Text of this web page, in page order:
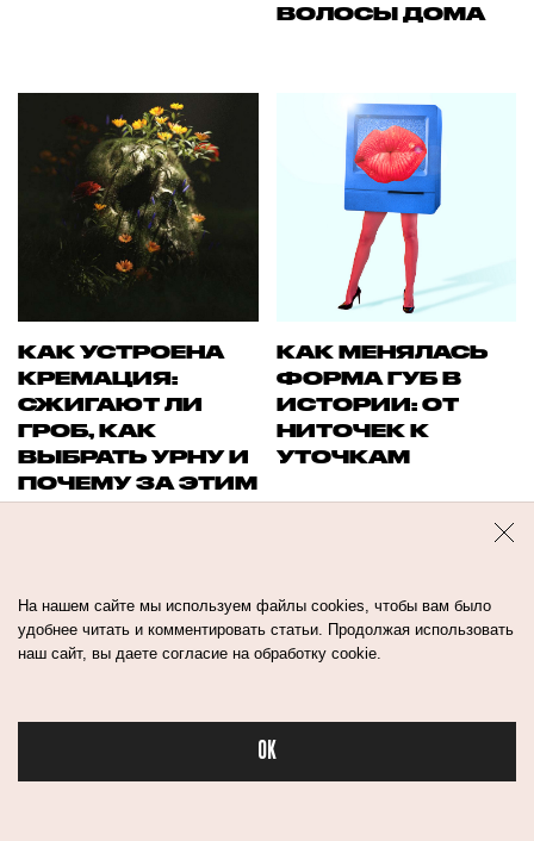
Бьюти в спорте
ВОЛОСЫ ДОМА
КАК УСТРОЕНА
КРЕМАЦИЯ:
СЖИГАЮТ ЛИ
ГРОБ, КАК
ВЫБРАТЬ УРНУ И
ПОЧЕМУ ЗА ЭТИМ
МЕТОДОМ
КАК МЕНЯЛАСЬ
ФОРМА ГУБ В
ИСТОРИИ: ОТ
НИТОЧЕК К
УТОЧКАМ
На нашем сайте мы используем файлы cookies, чтобы вам было
удобнее читать и комментировать статьи. Продолжая использовать
наш сайт, вы даете согласие на обработку cookie.
OK